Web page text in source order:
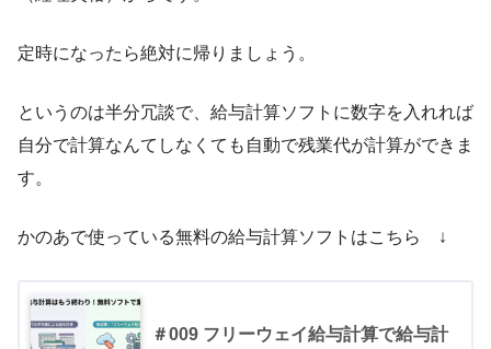
定時になったら絶対に帰りましょう。
というのは半分冗談で、給与計算ソフトに数字を入れれば
自分で計算なんてしなくても自動で残業代が計算ができま
す。
かのあで使っている無料の給与計算ソフトはこちら ↓
＃009 フリーウェイ給与計算で給与計